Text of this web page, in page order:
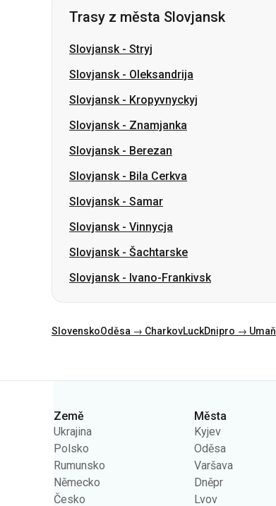
Trasy z města Slovjansk
Slovjansk- Stryj
Slovjansk- Oleksandrija
Slovjansk- Kropyvnyckyj
Slovjansk- Znamjanka
Slovjansk- Berezan
Slovjansk- Bila Cerkva
Slovjansk- Samar
Slovjansk- Vinnycja
Slovjansk- Šachtarske
Slovjansk- Ivano-Frankivsk
SlovenskoOděsa → CharkovLuckDnipro → Umaň
Kategorie
Země
Ukrajina
Polsko
Rumunsko
Německo
Česko
Města
Kyjev
Oděsa
Varšava
Dněpr
Lvov